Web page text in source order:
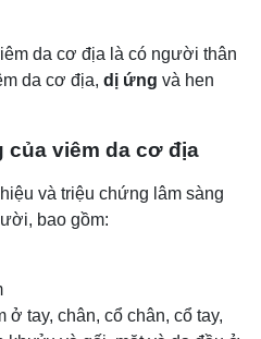
da cơ địa là có người thân
da cơ địa, dị ứng và hen
của viêm da cơ địa
và triệu chứng lâm sàng
bao gồm:
ở tay, chân, cổ chân, cổ tay,